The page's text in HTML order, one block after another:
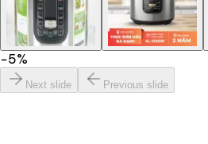
−5%
Next slide Previous slide